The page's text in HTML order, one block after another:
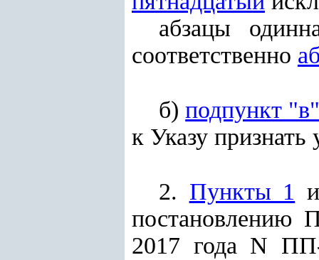
абзацы
соответственно
б)подпункт
к Указу
2. Пункты 1
постановлению
2017 года N